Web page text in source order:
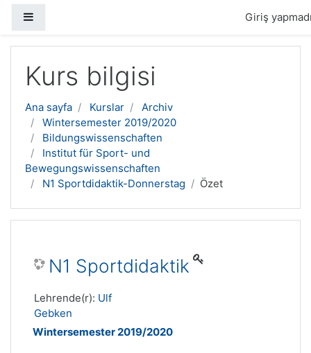
Giriş
Kurs bilgisi
Ana sayfa Kurslar
Archiv
Wintersemester 2019/2020
Bildungswissenschaften
Institut für Sport- und
Bewegungswissenschaften
N1 Sportdidaktik-Donnerstag
Özet
N1 Sportdidaktik
Lehrende(r): Ulf
Gebken
Wintersemester 2019/2020